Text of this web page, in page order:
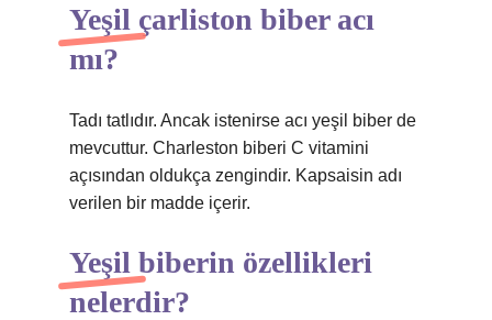
Yeşil çarliston biber acı
mı?
Tadı tatlıdır. Ancak istenirse acı yeşil biber de
mevcuttur. Charleston biberi C vitamini
açısından oldukça zengindir. Kapsaisin adı
verilen bir madde içerir.
Yeşil biberin özellikleri
nelerdir?